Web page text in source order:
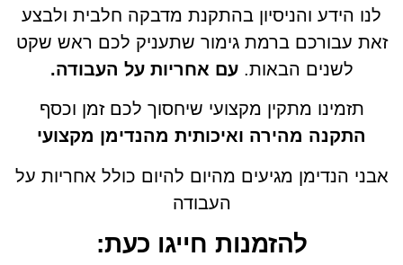
לנו הידע והניסיון בהתקנת מדבקה חלבית ולבצע
זאת עבורכם ברמת גימור שתעניק לכם ראש שקט
לשנים הבאות.עם אחריות על העבודה.
תזמינו מתקין מקצועי שיחסוך לכם זמן וכסף
התקנה מהירה ואיכותית מהנדימן מקצועי
אבני הנדימן מגיעים מהיום להיום כולל אחריות על
העבודה
להזמנות חייגו כעת: